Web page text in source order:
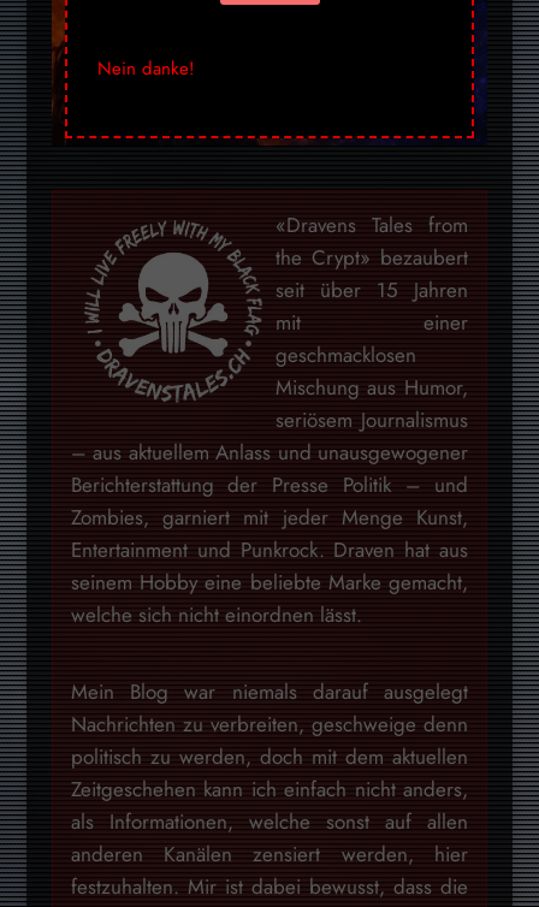
«Dravens Tales from
the Crypt» bezaubert
seit über 15 Jahren
mit einer
geschmacklosen
Mischung aus Humor,
seriösem Journalismus
– aus aktuellem Anlass und unausgewogener
Berichterstattung der Presse Politik – und
Zombies, garniert mit jeder Menge Kunst,
Entertainment und Punkrock. Draven hat aus
seinem Hobby eine beliebte Marke gemacht,
welche sich nicht einordnen lässt.
Mein Blog war niemals darauf ausgelegt
Nachrichten zu verbreiten, geschweige denn
politisch zu werden, doch mit dem aktuellen
Zeitgeschehen kann ich einfach nicht anders,
als Informationen, welche sonst auf allen
anderen Kanälen zensiert werden, hier
festzuhalten. Mir ist dabei bewusst, dass die
Nein danke!